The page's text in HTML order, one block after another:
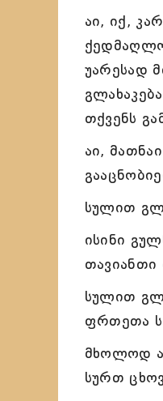
აი, იქ,
უარესად
თქვენს
აი,
სულით
ისინი
სულით
ფრთეთა
მხოლოდ
სურთ